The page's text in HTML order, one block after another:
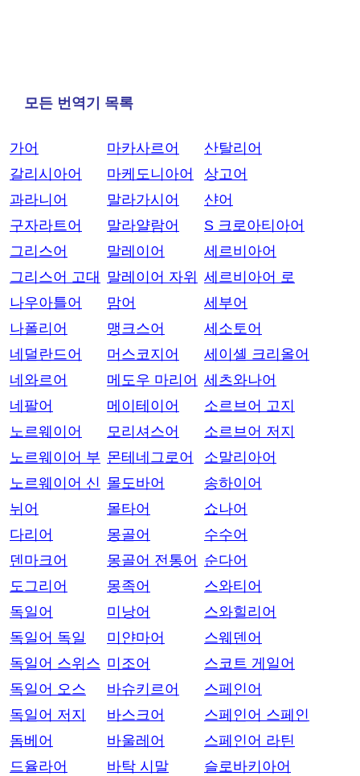
모든 번역기 목록
가어
갈리시아어
과라니어
구자라트어
그리스어
그리스어 고대
나우아틀어
나폴리어
네덜란드어
네와르어
네팔어
노르웨이어
노르웨이어 부
노르웨이어 신
뉘어
다리어
덴마크어
도그리어
독일어
독일어 독일
독일어 스위스
독일어 오스
독일어 저지
돔베어
드율라어
마카사르어
마케도니아어
말라가시어
말라얄람어
말레이어
말레이어 자위
맘어
맹크스어
머스코지어
메도우 마리어
메이테이어
모리셔스어
몬테네그로어
몰도바어
몰타어
몽골어
몽골어 전통어
몽족어
미낭어
미얀마어
미조어
바슈키르어
바스크어
바울레어
바탁 시말
산탈리어
상고어
샨어
S 크로아티아어
세르비아어
세르비아어 로
세부어
세소토어
세이셸 크리올어
세츠와나어
소르브어 고지
소르브어 저지
소말리아어
송하이어
쇼나어
수수어
순다어
스와티어
스와힐리어
스웨덴어
스코트 게일어
스페인어
스페인어 스페인
스페인어 라틴
슬로바키아어